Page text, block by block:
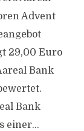
Advent
29,00 Euro
Bank
Bank
einer...